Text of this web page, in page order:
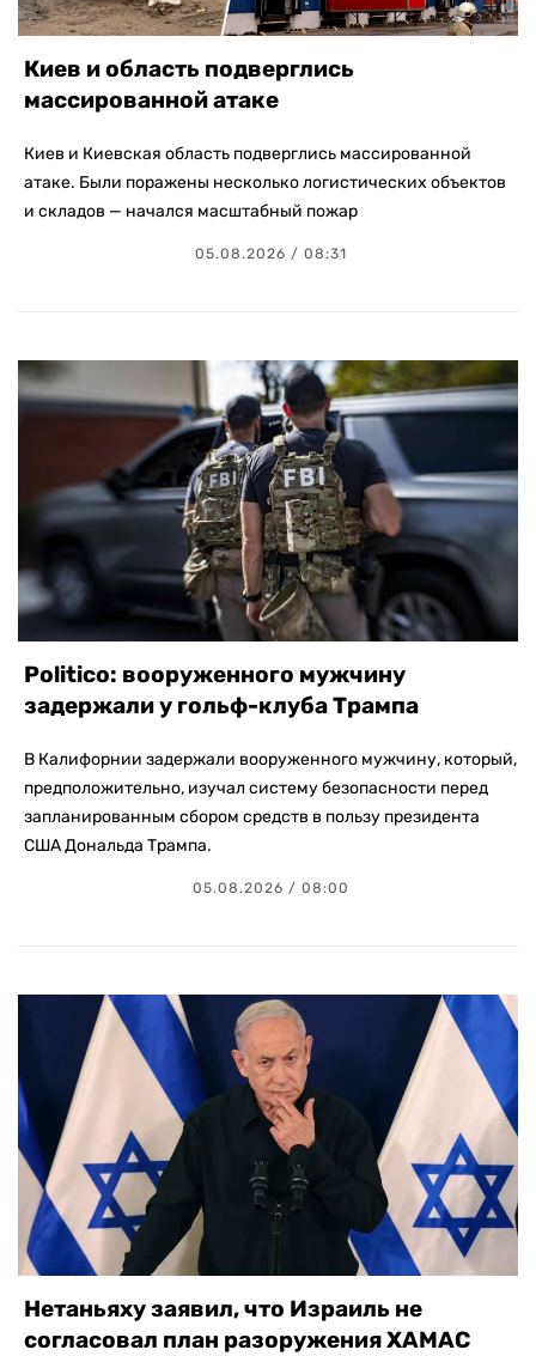
Киев и область подверглись
массированной атаке
Киев и Киевская область подверглись массированной
атаке. Были поражены несколько логистических объектов
и складов — начался масштабный пожар
05.08.2026 / 08:31
Politico: вооруженного мужчину
задержали у гольф-клуба Трампа
В Калифорнии задержали вооруженного мужчину, который,
предположительно, изучал систему безопасности перед
запланированным сбором средств в пользу президента
США Дональда Трампа.
05.08.2026 / 08:00
Нетаньяху заявил, что Израиль не
согласовал план разоружения ХАМАС